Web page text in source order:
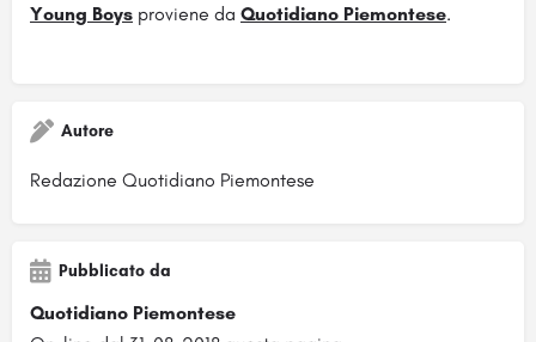
Young Boys proviene da Quotidiano Piemontese.
Autore
Redazione Quotidiano Piemontese
Pubblicato da
Quotidiano Piemontese